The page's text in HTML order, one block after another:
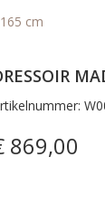
cm
869,00